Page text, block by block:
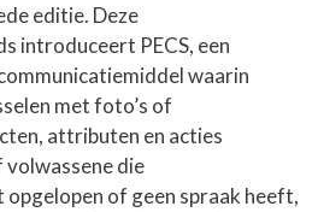
editie. Deze
introduceert PECS, een
waarin
met foto’s of
attributen en acties
die
of geen spraak heeft,